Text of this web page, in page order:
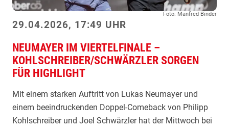
e
e
m
i
n
a
m
A
h
t
e
Foto: Manfred Binder
29.04.2026, 17:49 UHR
NEUMAYER IM VIERTELFINALE –
KOHLSCHREIBER/SCHWÄRZLER SORGEN
FÜR HIGHLIGHT
Mit einem starken Auftritt von Lukas Neumayer und
einem beeindruckenden Doppel-Comeback von Philipp
Kohlschreiber und Joel Schwärzler hat der Mittwoch bei